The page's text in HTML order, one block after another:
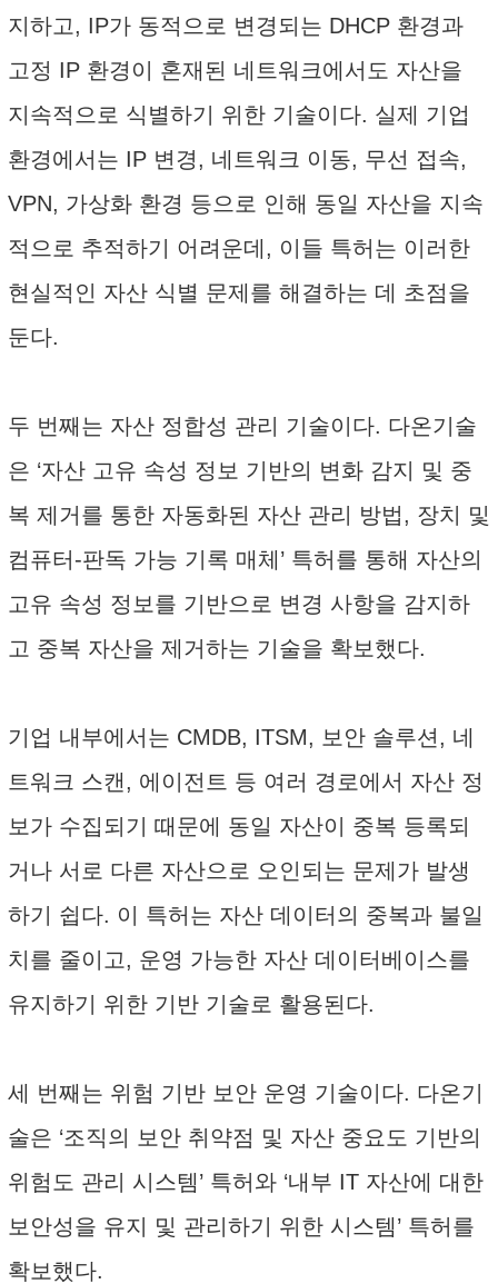
지하고, IP가 동적으로 변경되는 DHCP 환경과
고정 IP 환경이 혼재된 네트워크에서도 자산을
지속적으로 식별하기 위한 기술이다. 실제 기업
환경에서는 IP 변경, 네트워크 이동, 무선 접속,
VPN, 가상화 환경 등으로 인해 동일 자산을 지속
적으로 추적하기 어려운데, 이들 특허는 이러한
현실적인 자산 식별 문제를 해결하는 데 초점을
둔다.
두 번째는 자산 정합성 관리 기술이다. 다온기술
은 ‘자산 고유 속성 정보 기반의 변화 감지 및 중
복 제거를 통한 자동화된 자산 관리 방법, 장치 및
컴퓨터-판독 가능 기록 매체’ 특허를 통해 자산의
고유 속성 정보를 기반으로 변경 사항을 감지하
고 중복 자산을 제거하는 기술을 확보했다.
기업 내부에서는 CMDB, ITSM, 보안 솔루션, 네
트워크 스캔, 에이전트 등 여러 경로에서 자산 정
보가 수집되기 때문에 동일 자산이 중복 등록되
거나 서로 다른 자산으로 오인되는 문제가 발생
하기 쉽다. 이 특허는 자산 데이터의 중복과 불일
치를 줄이고, 운영 가능한 자산 데이터베이스를
유지하기 위한 기반 기술로 활용된다.
세 번째는 위험 기반 보안 운영 기술이다. 다온기
술은 ‘조직의 보안 취약점 및 자산 중요도 기반의
위험도 관리 시스템’ 특허와 ‘내부 IT 자산에 대한
보안성을 유지 및 관리하기 위한 시스템’ 특허를
확보했다.